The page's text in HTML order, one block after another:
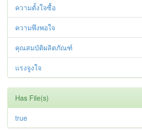
ความตั้งใจซื้อ
ความพึงพอใจ
คุณสมบัติผลิตภัณฑ์
แรงจูงใจ
Has File(s)
true